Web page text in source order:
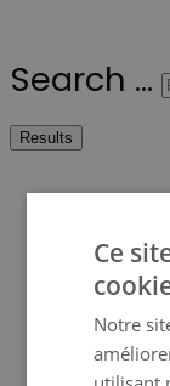
Search ...
Results
Ma
Ce
Notre